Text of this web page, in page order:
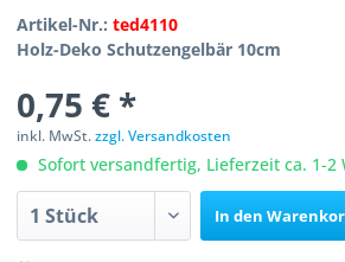
Artikel-Nr.:ted4110
Holz-Deko Schutzengelbär 10cm
0,75 € *
inkl. MwSt.zzgl. Versandkosten
Sofort versandfertig, Lieferzeit ca. 1-2
In den